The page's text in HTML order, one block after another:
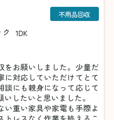
1DK
不用品回収
をお願いしました。少量だ
に対応していただけてとて
談にも親身になって応じて
したいと思いました。
い重い家具や家電も手際よ